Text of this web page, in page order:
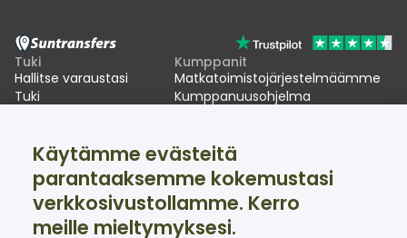
Tuki
Hallitse varaustasi
Tuki
Kumppanit
Matkatoimistojärjestelmäämme
Kumppanuusohjelma
Suntransfers
Tietoa meistä
Arvostelut
Hiihtokuljetukset
Sosiaalinen media
Facebook
Tuki saatavilla 24/7
Käytämme evästeitä
parantaaksemme kokemustasi
verkkosivustollamme. Kerro
meille mieltymyksesi.